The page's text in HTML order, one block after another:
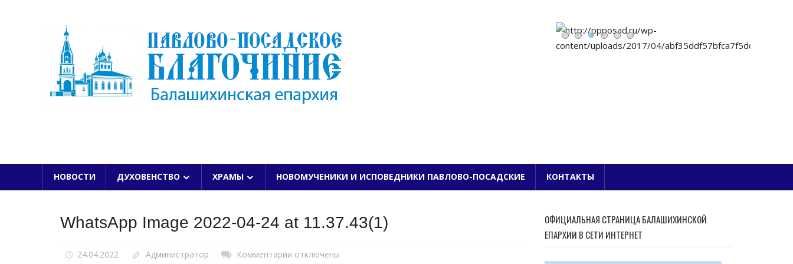
ПАВЛОВО-ПОСАДСКОЕ БЛАГОЧИНИЕ
НОВОСТИ ДУХОВЕНСТВО ХРАМЫ НОВОМУЧЕНИКИ И ИСПОВЕДНИКИ ПАВЛОВО-ПОСАДСКИЕ КОНТАКТЫ
WhatsApp Image 2022-04-24 at 11.37.43(1)
24.04.2022 Администратор Комментарии котключены
ОФИЦИАЛЬНАЯ СТРАНИЦА БАЛАШИХИНСКОЙ
ЕПАРХИИ В СЕТИ ИНТЕРНЕТ